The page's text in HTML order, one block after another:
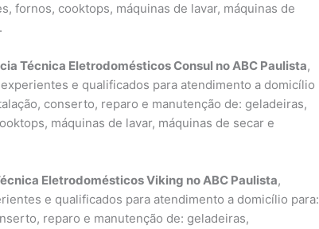
fornos, cooktops, máquinas de lavar, máquinas de
Técnica Eletrodomésticos Consul no ABC Paulista,
e qualificados para atendimento a domicílio
conserto, reparo e manutenção de: geladeiras,
máquinas de lavar, máquinas de secar e
Eletrodomésticos Viking no ABC Paulista,
e qualificados para atendimento a domicílio para:
reparo e manutenção de: geladeiras,